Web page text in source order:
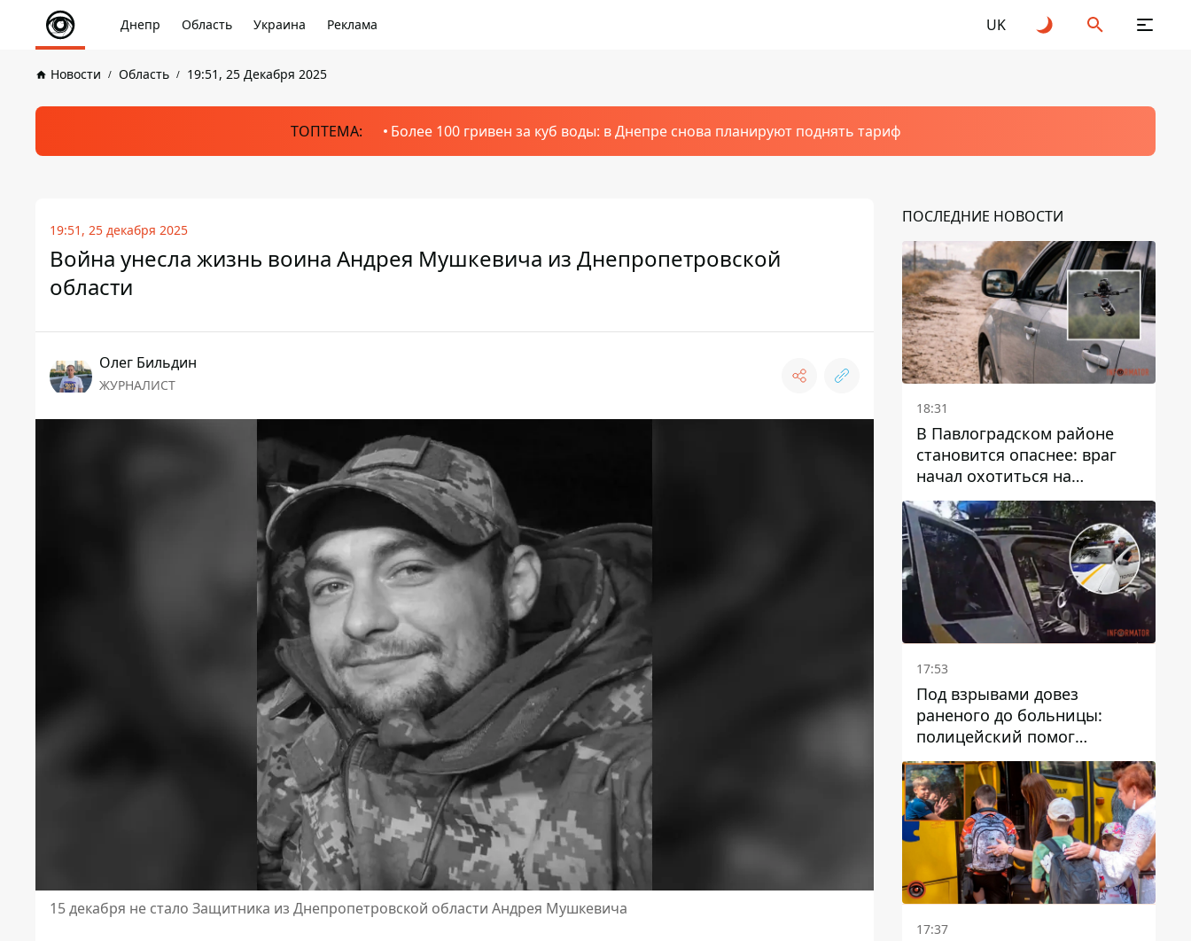
Днепр Область Украина Реклама UK
Новости Область 19:51, 25 Декабря 2025
ТОПТЕМА: Более 100 гривен за куб воды: в Днепре снова планируют поднять тариф
19:51, 25 декабря 2025
Война унесла жизнь воина Андрея Мушкевича из Днепропетровской
области
Олег Бильдин
ЖУРНАЛИСТ
15 декабря не стало Защитника из Днепропетровской области Андрея Мушкевича
ПОСЛЕДНИЕ НОВОСТИ
18:31
В Павлоградском районе
становится опаснее: враг
начал охотиться на
гражданский и военный
транспорт
17:53
Под взрывами довез
раненого до больницы:
полицейский помог
пострадавшему после атаки
на Каменский район
17:37